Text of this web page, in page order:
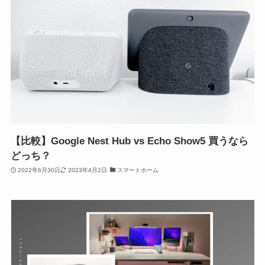
【比較】Google Nest Hub vs Echo Show5 買うなら
どっち？
2022年6月30日 2023年4月2日 スマートホーム